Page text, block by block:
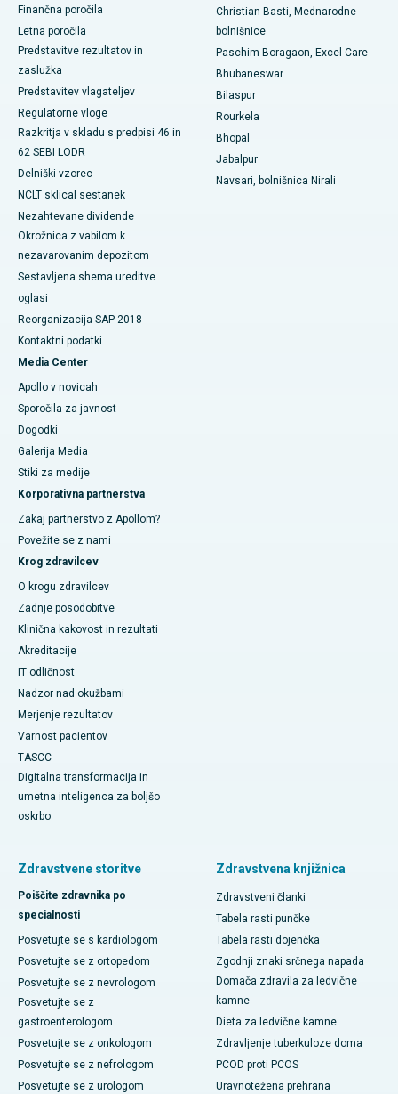
Najboljša bolnišnica v Ramji Nagarju, Nellore
Najboljša bolnišnica v sektorju-19, Rourkela
Najboljša bolnišnica v Swargateu v Puneju
Najboljša onkološka bolnišnica za ženske v južnem Delhiju
Finančna poročila
Letna poročila
Predstavitve rezultatov in
zaslužka
Predstavitev vlagateljev
Regulatorne vloge
Razkritja v skladu s predpisi 46 in
62 SEBI LODR
Delniški vzorec
NCLT sklical sestanek
Nezahtevane dividende
Okrožnica z vabilom k
nezavarovanim depozitom
Sestavljena shema ureditve
oglasi
Reorganizacija SAP 2018
Kontaktni podatki
Media Center
Apollo v novicah
Sporočila za javnost
Dogodki
Galerija Media
​​​​​Stiki za medije
Korporativna partnerstva
Zakaj partnerstvo z Apollom?
Povežite se z nami
Krog zdravilcev
O krogu zdravilcev
Zadnje posodobitve
Klinična kakovost in rezultati
Akreditacije
IT odličnost
Nadzor nad okužbami
Merjenje rezultatov
Varnost pacientov
TASCC
Digitalna transformacija in
umetna inteligenca za boljšo
oskrbo
Christian Basti, Mednarodne
bolnišnice
Paschim Boragaon, Excel Care
Bhubaneswar
Bilaspur
Rourkela
Bhopal
Jabalpur
Navsari, bolnišnica Nirali
Zdravstvene storitve
Poiščite zdravnika po
specialnosti
Posvetujte se s kardiologom
Posvetujte se z ortopedom
Posvetujte se z nevrologom
Posvetujte se z
gastroenterologom
Posvetujte se z onkologom
Posvetujte se z nefrologom
Posvetujte se z urologom
Zdravstvena knjižnica
Zdravstveni članki
Tabela rasti punčke
Tabela rasti dojenčka
Zgodnji znaki srčnega napada
Domača zdravila za ledvične
kamne
Dieta za ledvične kamne
Zdravljenje tuberkuloze doma
PCOD proti PCOS
Uravnotežena prehrana